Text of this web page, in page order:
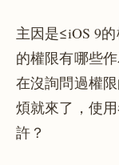
主因是≤iOS 9
的權限有哪些
在沒詢問過權
煩就來了，使
許？